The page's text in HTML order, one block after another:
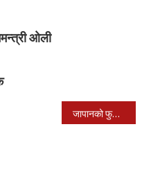
ओली
जापानको फुकुओकामा माघी पर्व धुमधाम संग मनाईयो ( फोटो फिचर )